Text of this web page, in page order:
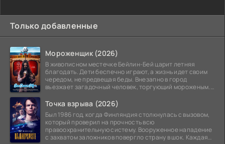
Только добавленные
Мороженщик (2026)
В живописном местечке Бейлин-Бей царит летняя
благодать. Дети беспечно играют, а жизнь идет своим
чередом, не предвещая беды. Внезапно в город
въезжает загадочный человек, торгующий мороженым.
Точка взрыва (2026)
Был 1986 год, когда Финляндия столкнулась с вызовом,
который проверил на прочность всю
правоохранительную систему. Вооруженное нападение
с захватом заложников повергло страну в шок. Каждая